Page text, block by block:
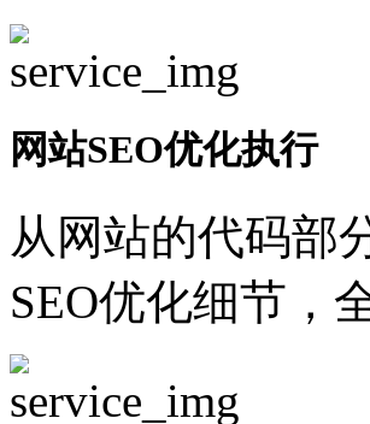
网站SEO优化执行
从网站的代码部
SEO优化细节，